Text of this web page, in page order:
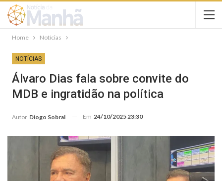
Home Notícias
NOTÍCIAS
Álvaro Dias fala sobre convite do
MDB e ingratidão na política
Autor Diogo Sobral Em 24/10/2025 23:30